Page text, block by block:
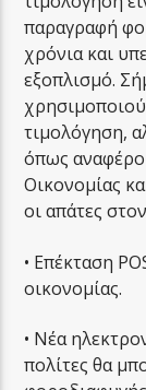
παραγραφή
χρόνια και
εξοπλισμό.
τιμολόγηση,
όπως
Οικονομίας
οι απάτες
• Επέκταση
οικονομίας.
• Νέα
πολίτες θα